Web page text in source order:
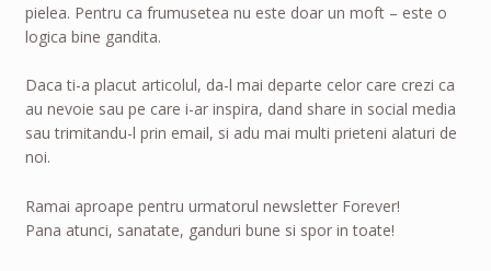
pielea. Pentru ca frumusetea nu este doar un moft – este o
logica bine gandita.
Daca ti-a placut articolul, da-l mai departe celor care crezi ca
au nevoie sau pe care i-ar inspira, dand share in social media
sau trimitandu-l prin email, si adu mai multi prieteni alaturi de
noi.
Ramai aproape pentru urmatorul newsletter Forever!
Pana atunci, sanatate, ganduri bune si spor in toate!